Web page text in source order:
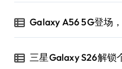
Galaxy A56 5G登场
三星Galaxy S26解锁